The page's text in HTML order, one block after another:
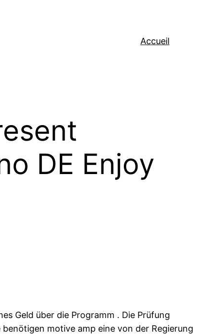
Accueil
DE Enjoy
Geld über die Programm . Die Prüfung
motive amp eine von der Regierung